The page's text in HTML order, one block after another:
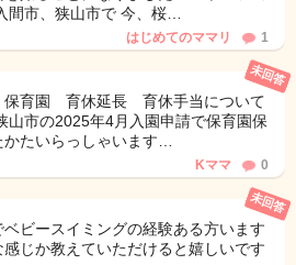
間市、狭山市で 今、桜…
はじめてのママリ 1
育園 育休延長 育休手当について
山市の2025年4月入園申請で保育園保
たいらっしゃいます…
未回答
Kママ 0
ビースイミングの経験ある方います
じか教えていただけると嬉しいです
未回答